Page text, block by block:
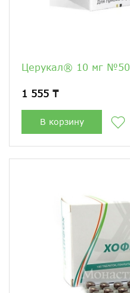
Церукал® 10 мг №50
1 555 ₸
В корзину